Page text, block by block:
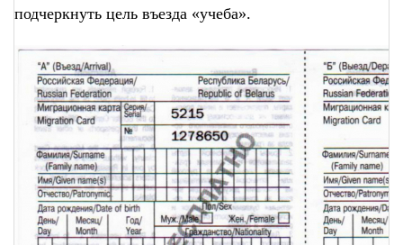
подчеркнуть цель въезда «учеба».